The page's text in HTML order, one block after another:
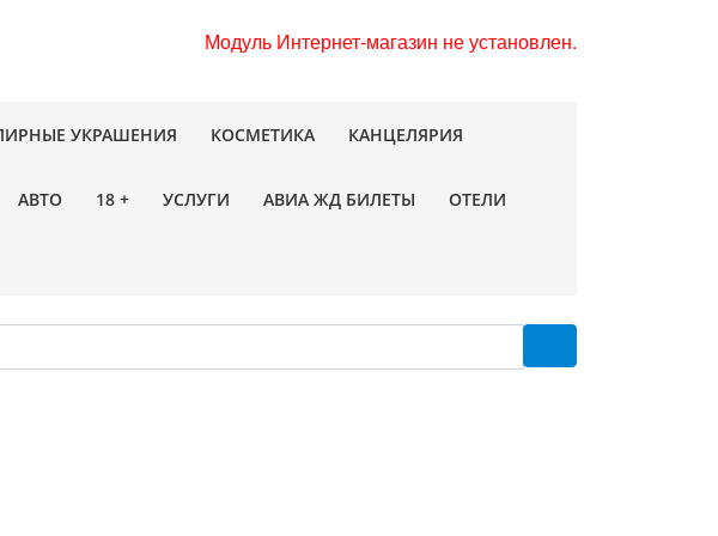
Модуль Интернет-магазин не установлен.
УКРАШЕНИЯ КОСМЕТИКА КАНЦЕЛЯРИЯ
АВТО 18 + УСЛУГИ АВИА ЖД БИЛЕТЫ ОТЕЛИ